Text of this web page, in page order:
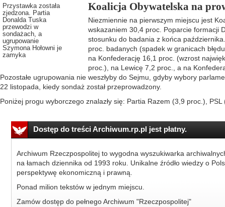
Przystawka została
zjedzona. Partia
Donalda Tuska
przewodzi w
sondażach, a
ugrupowanie
Szymona Hołowni je
zamyka
Koalicja Obywatelska na
Niezmiennie na pierwszym miejscu jest
wskazaniem 30,4 proc. Poparcie formacji
stosunku do badania z końca
proc. badanych (spadek w granicach
na Konfederację 16,1 proc. (wzrost
proc.), na Lewicę 7,2 proc., a na
Pozostałe ugrupowania nie weszłyby do Sejmu, gdyby wybory
22 listopada, kiedy sondaż został przeprowadzony.
Poniżej progu wyborczego znalazły się: Partia Razem (3,9 proc.), PSL
Dostęp do treści Archiwum.rp.pl jest płatny.
Archiwum Rzeczpospolitej to wygodna wyszukiwarka
na łamach dziennika od 1993 roku. Unikalne źródło wiedzy o
perspektywę ekonomiczną i prawną.
Ponad milion tekstów w jednym miejscu.
Zamów dostęp do pełnego Archiwum "Rzeczpospolitej"